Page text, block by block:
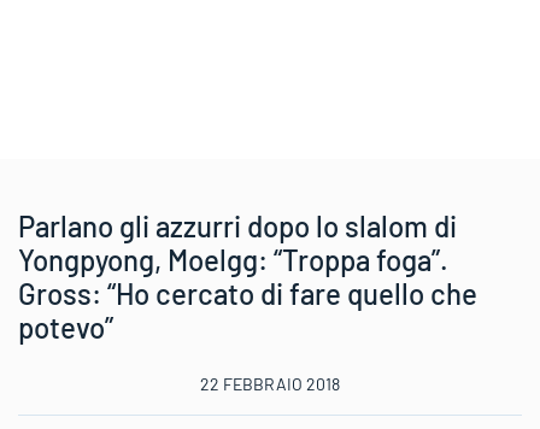
Parlano gli azzurri dopo lo slalom di
Yongpyong, Moelgg: “Troppa foga”.
Gross: “Ho cercato di fare quello che
potevo”
22 FEBBRAIO 2018